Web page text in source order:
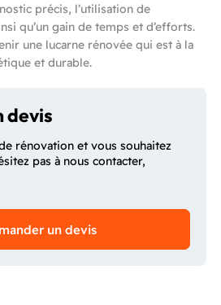
précis, l’utilisation de
qu’un gain de temps et d’efforts.
une lucarne rénovée qui est à la
et durable.
devis
rénovation et vous souhaitez
pas à nous contacter,
un devis